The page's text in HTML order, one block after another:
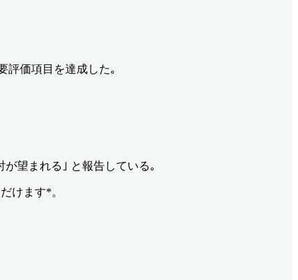
評価項目を達成した｡
望まれる｣ と報告している｡
けます*。